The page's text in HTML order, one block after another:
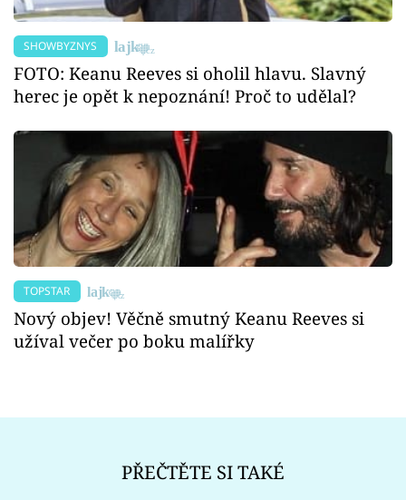
SHOWBYZNYS
FOTO: Keanu Reeves si oholil hlavu. Slavný
herec je opět k nepoznání! Proč to udělal?
TOPSTAR
Nový objev! Věčně smutný Keanu Reeves si
užíval večer po boku malířky
PŘEČTĚTE SI TAKÉ